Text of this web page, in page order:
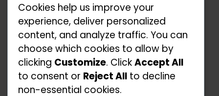
Padrões de Configuração do Torneio
de Catan: Arranjos de mesas,
Distribuição de recursos, Organização
dos jogadores
Conjunto de Regras dos Mercadores de
Catan: Rotas comerciais, Estratégias
económicas, Gestão de recursos
Cookies help us improve your
experience, deliver personalized
content, and analyze traffic. You can
choose which cookies to allow by
clicking Customize. ClickAccept All
to consent or Reject All to decline
non-essential cookies.